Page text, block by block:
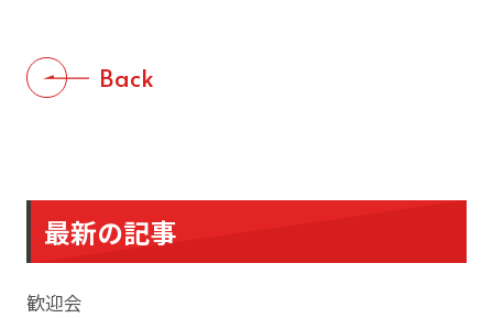
Back
最新の記事
歓迎会